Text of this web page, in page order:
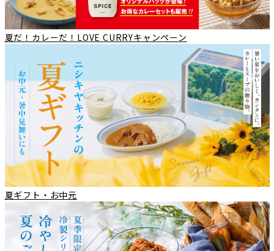
夏だ！カレーだ！LOVE CURRYキャンペーン
夏ギフト・お中元